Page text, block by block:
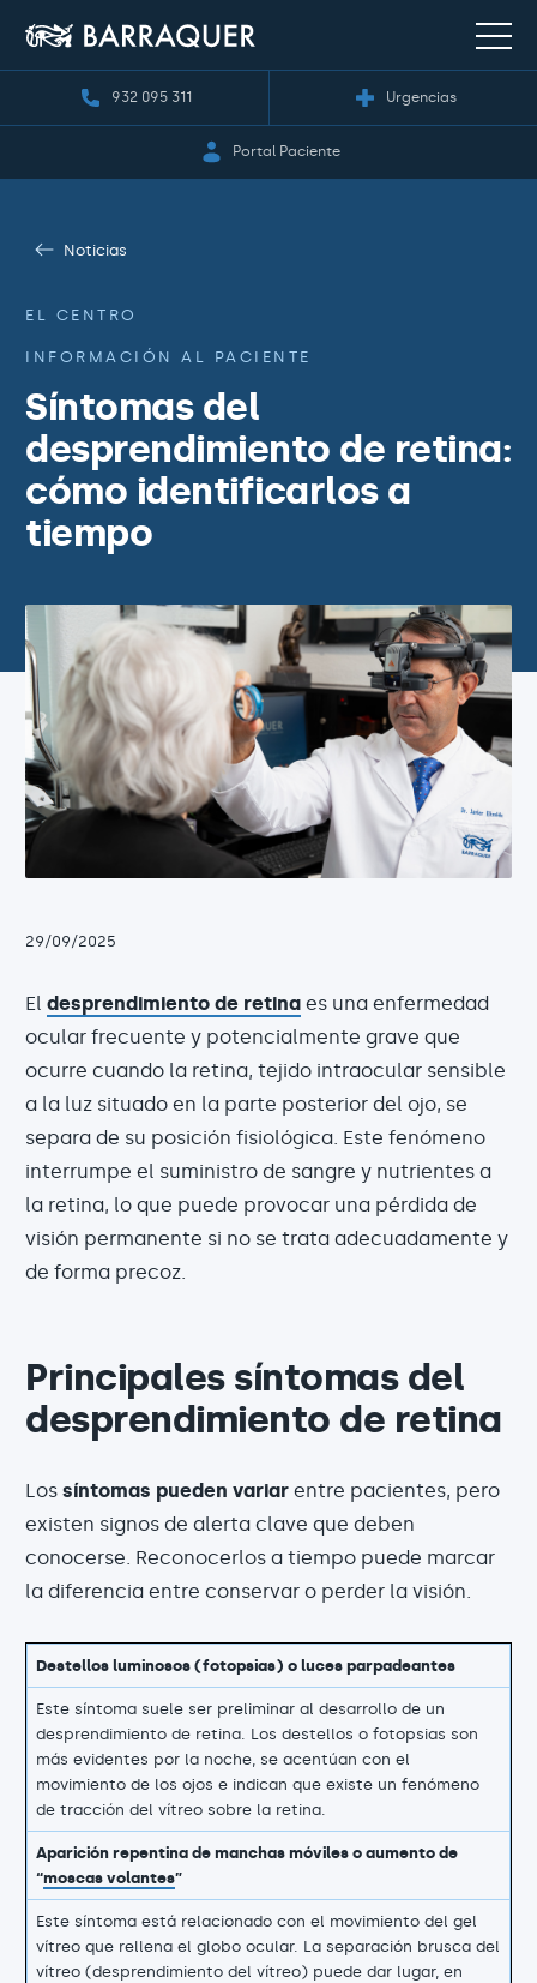
932 095 311 Urgencias
Portal Paciente
Noticias
EL CENTRO
INFORMACIÓN AL PACIENTE
Síntomas del
desprendimiento de retina:
cómo identificarlos a
tiempo
29/09/2025
El desprendimiento de retina es una enfermedad
ocular frecuente y potencialmente grave que
ocurre cuando la retina, tejido intraocular sensible
a la luz situado en la parte posterior del ojo, se
separa de su posición fisiológica. Este fenómeno
interrumpe el suministro de sangre y nutrientes a
la retina, lo que puede provocar una pérdida de
visión permanente si no se trata adecuadamente y
de forma precoz.
Principales síntomas del
desprendimiento de retina
Los síntomas pueden variar entre pacientes, pero
existen signos de alerta clave que deben
conocerse. Reconocerlos a tiempo puede marcar
la diferencia entre conservar o perder la visión.
Destellos luminosos (fotopsias) o luces parpadeantes
Este síntoma suele ser preliminar al desarrollo de un
desprendimiento de retina. Los destellos o fotopsias son
más evidentes por la noche, se acentúan con el
movimiento de los ojos e indican que existe un fenómeno
de tracción del vítreo sobre la retina.
Aparición repentina de manchas móviles o aumento de
“moscas volantes”
Este síntoma está relacionado con el movimiento del gel
vítreo que rellena el globo ocular. La separación brusca del
vítreo (desprendimiento del vítreo) puede dar lugar, en